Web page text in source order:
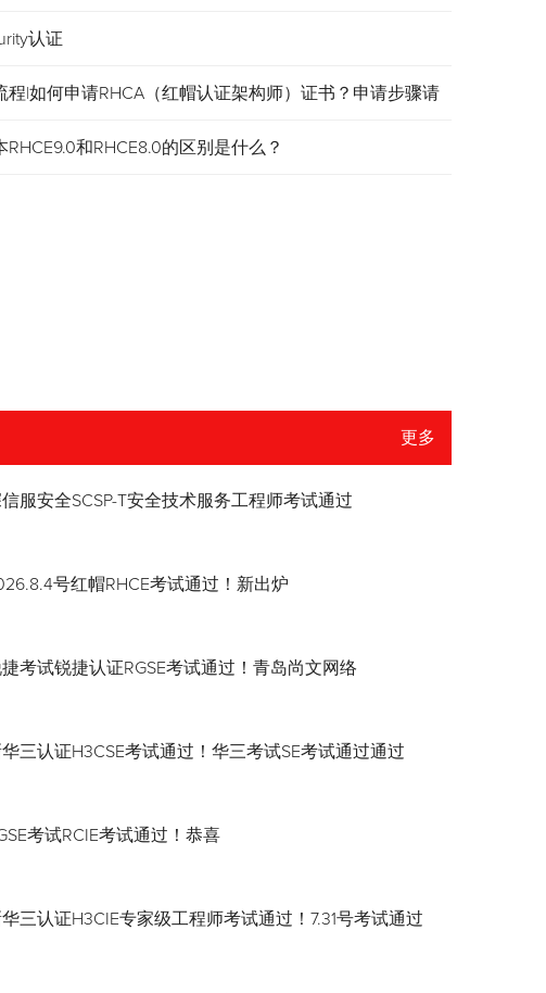
认证
程|如何申请RHCA（红帽认证架构师）证书？申请步骤请
和RHCE8.0的区别是什么？
更多
服安全SCSP-T安全技术服务工程师考试通过
号红帽RHCE考试通过！新出炉
考试锐捷认证RGSE考试通过！青岛尚文网络
华三认证H3CSE考试通过！华三考试SE考试通过通过
考试RCIE考试通过！恭喜
三认证H3CIE专家级工程师考试通过！7.31号考试通过